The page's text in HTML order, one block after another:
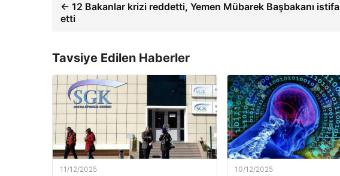
← 12 Bakanlar krizi reddetti, Yemen Mübarek Başbakanı istifa
etti
Tavsiye Edilen Haberler
11/12/2025 10/12/2025